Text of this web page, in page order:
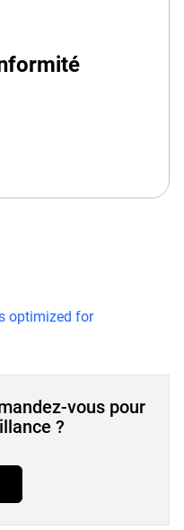
optimized for
vous pour
?